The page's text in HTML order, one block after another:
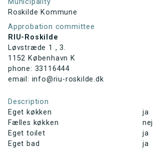
Municipality
Roskilde Kommune
Approbation committee
RIU-Roskilde
Løvstræde 1 , 3.
1152 København K
phone: 33116444
email: info@riu-roskilde.dk
Description
Eget køkken
ja
Fælles køkken
nej
Eget toilet
ja
Eget bad
ja